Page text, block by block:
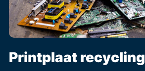
Printplaat recycling